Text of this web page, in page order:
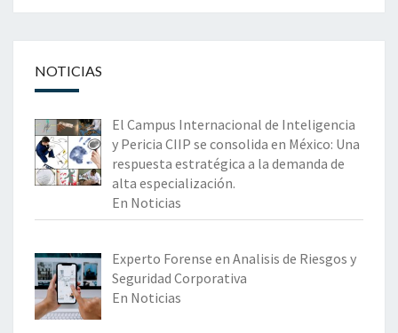
NOTICIAS
El Campus Internacional de Inteligencia
y Pericia CIIP se consolida en México: Una
respuesta estratégica a la demanda de
alta especialización.
En Noticias
Experto Forense en Analisis de Riesgos y
Seguridad Corporativa
En Noticias